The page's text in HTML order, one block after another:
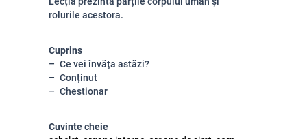
rolurile acestora.
Cuprins
Ce vei învăța astăzi?
Conținut
Chestionar
Cuvinte cheie